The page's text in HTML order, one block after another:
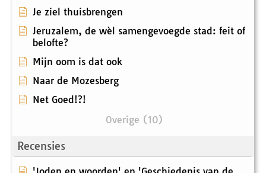
Je ziel thuisbrengen
Jeruzalem, de wèl samengevoegde stad: feit of
belofte?
Mijn oom is dat ook
Naar de Mozesberg
Net Goed!?!
Overige (10)
Recensies